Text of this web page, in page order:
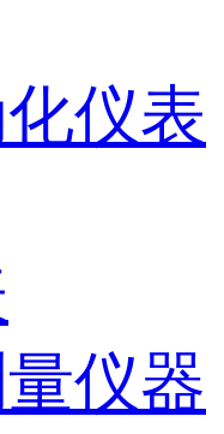
仪表
仪器